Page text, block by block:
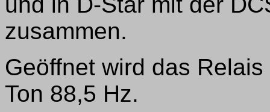
zusammen.
Geöffnet wird das
Ton 88,5 Hz.